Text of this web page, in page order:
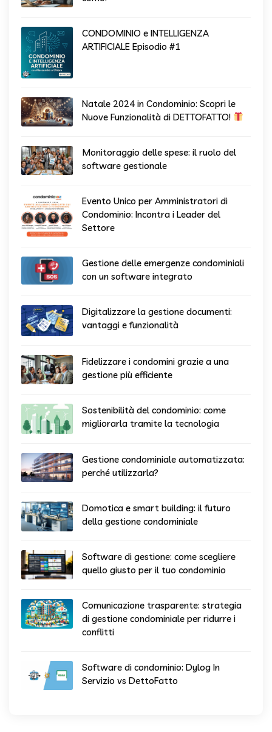
CONDOMINIO e INTELLIGENZA
ARTIFICIALE Episodio #1
Natale 2024 in Condominio: Scopri le
Nuove Funzionalità di DETTOFATTO!
Monitoraggio delle spese: il ruolo del
software gestionale
Evento Unico per Amministratori di
Condominio: Incontra i Leader del
Settore
Gestione delle emergenze condominiali
con un software integrato
Digitalizzare la gestione documenti:
vantaggi e funzionalità
Fidelizzare i condomini grazie a una
gestione più efficiente
Sostenibilità del condominio: come
migliorarla tramite la tecnologia
Gestione condominiale automatizzata:
perché utilizzarla?
Domotica e smart building: il futuro
della gestione condominiale
Software di gestione: come scegliere
quello giusto per il tuo condominio
Comunicazione trasparente: strategia
di gestione condominiale per ridurre i
conflitti
Software di condominio: Dylog In
Servizio vs DettoFatto